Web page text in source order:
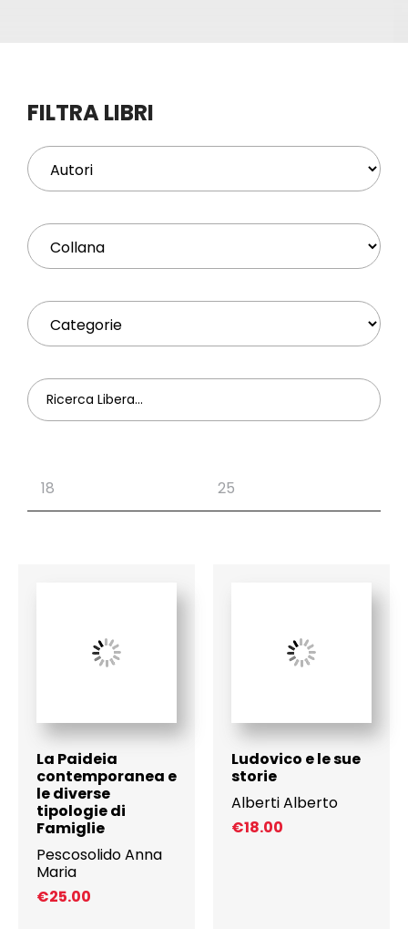
Profilo
FILTRA LIBRI
La Paideia
contemporanea e
le diverse
tipologie di
Famiglie
Pescosolido Anna
Maria
€25.00
Ludovico e le sue
storie
Alberti Alberto
€18.00